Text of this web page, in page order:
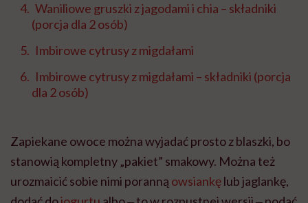
Waniliowe gruszki z jagodami i chia – składniki
(porcja dla 2 osób)
Imbirowe cytrusy z migdałami
Imbirowe cytrusy z migdałami – składniki (porcja
dla 2 osób)
Zapiekane owoce można wyjadać prosto z blaszki, bo
stanowią kompletny „pakiet” smakowy. Można też
urozmaicić sobie nimi poranną owsiankęlub jaglankę,